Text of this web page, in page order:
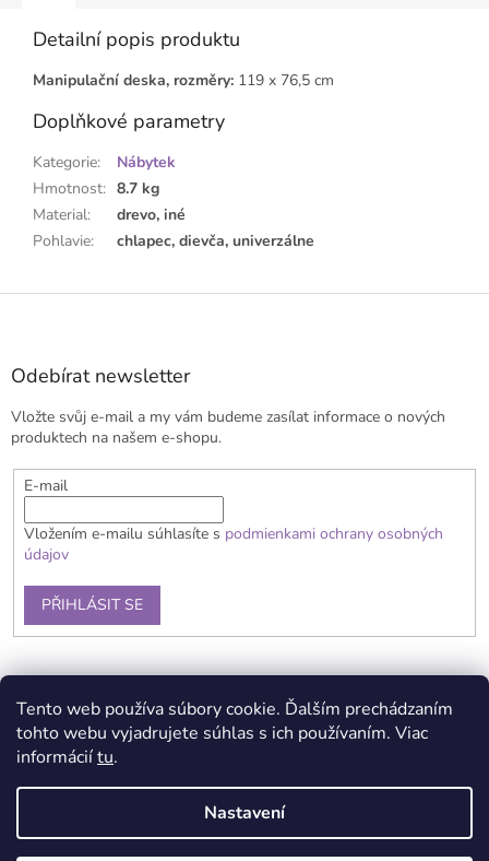
Tento web používa súbory cookie. Ďalším prechádzaním
tohto webu vyjadrujete súhlas s ich používaním. Viac
informáciítu.
Nastavení
Detailní popis produktu
Manipulační deska, rozměry: 119 x 76,5 cm
Doplňkové parametry
Kategorie:
Nábytek
Hmotnost: 8.7 kg
Material:
drevo, iné
Pohlavie: chlapec, dievča, univerzálne
Z
Odebírat newsletter
Vložte svůj e-mail a my vám budeme zasílat informace o nových
produktech na našem e-shopu.
E-mail
Vložením e-mailu súhlasíte s podmienkami ochrany osobných
údajov
PŘIHLÁSIT SE
Kontakty
Podmínka ochrany osobních údajů
Vytvořil Shoptet